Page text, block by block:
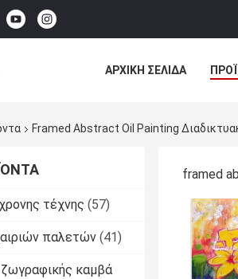
ΑΡΧΙΚΉ ΣΕΛΊΔΑ
Framed Abstract Oil Painting
τέχνης (57)
παλετών (41)
καμβά
framed